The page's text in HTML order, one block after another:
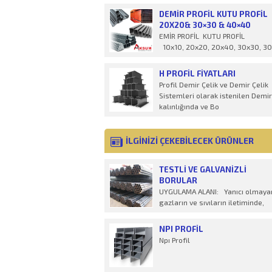
ücret
DEMIR PROFIL KUTU PROFIL
20X20& 30×30 & 40×40
EMİR PROFİL KUTU PROFİL
10x10, 20x20, 20x40, 30x30, 30
H PROFİL FIYATLARI
Profil Demir Çelik ve Demir Çelik
Sistemleri olarak istenilen Demir
kalınlığında ve Bo
İLGİNİZİ ÇEKEBİLECEK ÜRÜNLER
TESTLI VE GALVANIZLI
BORULAR
UYGULAMA ALANI: Yanıcı
gazların ve sıvıların iletiminde,
NPI PROFIL
Npı Profil